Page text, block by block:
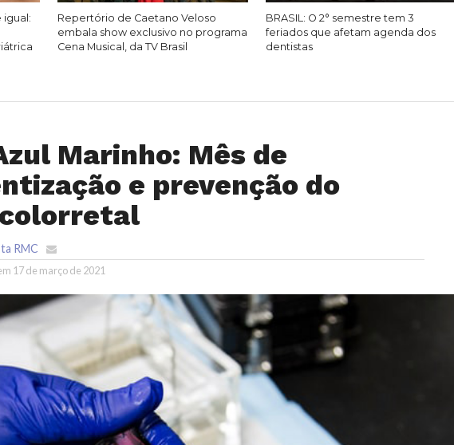
Repertório de Caetano Veloso
embala show exclusivo no programa
Cena Musical, da TV Brasil
BRASIL: O 2° semestre tem 3
feriados que afetam agenda dos
dentistas
Marinho: Mês de
e prevenção do
RMC
17 de março de 2021